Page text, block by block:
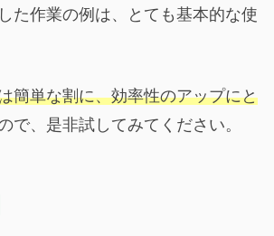
た作業の例は、とても基本的な使
簡単な割に、効率性のアップにと
で、是非試してみてください。